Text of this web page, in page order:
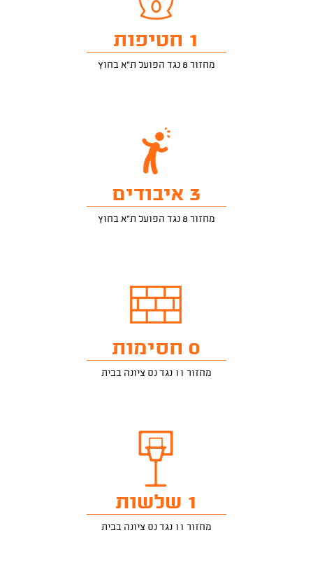
1 חטיפות
מחזור 8 נגד הפועל ת"א בחוץ
3 איבודים
מחזור 8 נגד הפועל ת"א בחוץ
0 חסימות
מחזור 11 נגד נס ציונה בבית
1 שלשות
מחזור 11 נגד נס ציונה בבית